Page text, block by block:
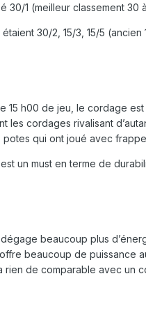
30/1 (meilleur classement 30
30/2, 15/3, 15/5
15 h00 de jeu, le cordage
les cordages rivalisant
qui ont joué avec
un must en terme de
beaucoup plus
beaucoup de puissance
rien de comparable avec un